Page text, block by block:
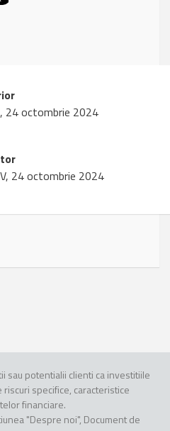
24 octombrie 2024
24 octombrie 2024
sau potentialii clienti ca investitiile
specifice, caracteristice
financiare.
"Despre noi", Document de